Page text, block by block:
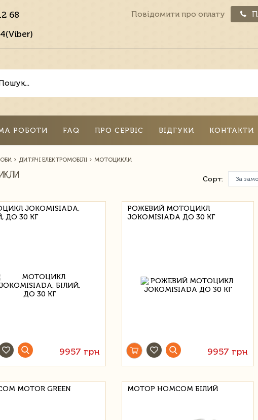
68
Повідомити про оплату
РОБОТИ FAQ ПРО СЕРВІС ВІДГУКИ КОНТАКТИ
ДИТЯЧІ ЕЛЕКТРОМОБІЛІ МОТОЦИКЛИ
Сорт:
JOKOMISIADA,
ДО 30 КГ
9957 грн
РОЖЕВИЙ МОТОЦИКЛ
JOKOMISIADA ДО 30 КГ
9957 грн
MOTOR GREEN МОТОР HOMCOM БІЛИЙ